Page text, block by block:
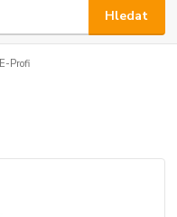
Hledat
Profi